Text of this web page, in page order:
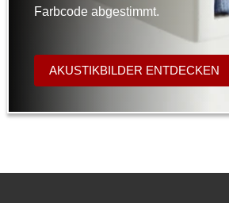
Farbcode abgestimmt.
AKUSTIKBILDER ENTDECKEN